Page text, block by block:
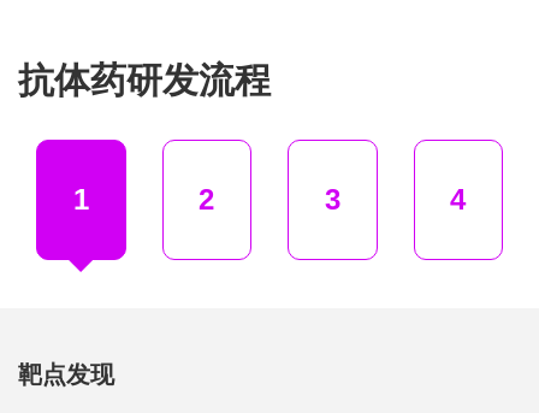
抗体药研发流程
1 2 3 4
靶点发现